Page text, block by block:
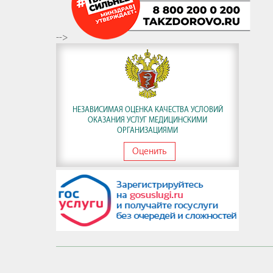
-->
НЕЗАВИСИМАЯ ОЦЕНКА КАЧЕСТВА УСЛОВИЙ
ОКАЗАНИЯ УСЛУГ МЕДИЦИНСКИМИ
ОРГАНИЗАЦИЯМИ
Оценить